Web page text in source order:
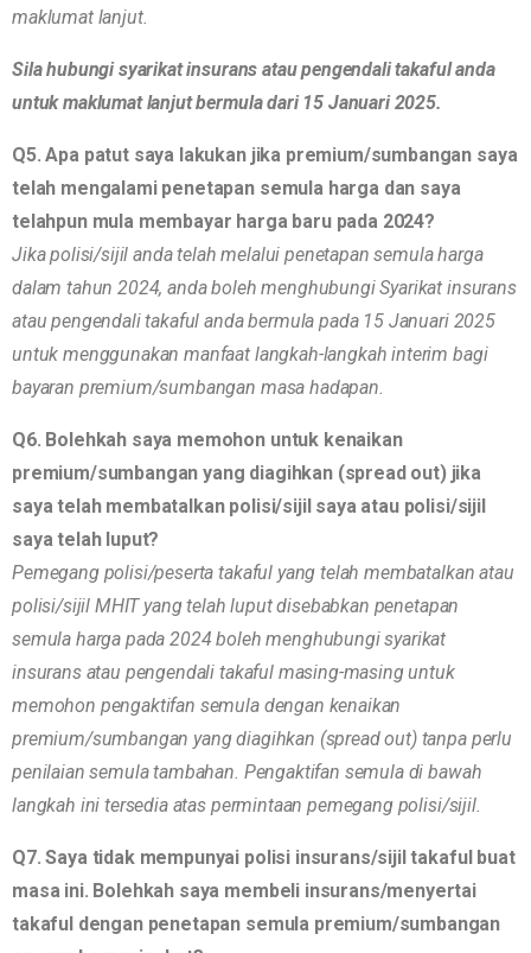
maklumat lanjut.
Sila hubungi syarikat insurans atau pengendali takaful anda
untuk maklumat lanjut bermula dari 15 Januari 2025.
Q5. Apa patut saya lakukan jika premium/sumbangan saya
telah mengalami penetapan semula harga dan saya
telahpun mula membayar harga baru pada 2024?
Jika polisi/sijil anda telah melalui penetapan semula harga
dalam tahun 2024, anda boleh menghubungi Syarikat insurans
atau pengendali takaful anda bermula pada 15 Januari 2025
untuk menggunakan manfaat langkah-langkah interim bagi
bayaran premium/sumbangan masa hadapan.
Q6. Bolehkah saya memohon untuk kenaikan
premium/sumbangan yang diagihkan (spread out) jika
saya telah membatalkan polisi/sijil saya atau polisi/sijil
saya telah luput?
Pemegang polisi/peserta takaful yang telah membatalkan atau
polisi/sijil MHIT yang telah luput disebabkan penetapan
semula harga pada 2024 boleh menghubungi syarikat
insurans atau pengendali takaful masing-masing untuk
memohon pengaktifan semula dengan kenaikan
premium/sumbangan yang diagihkan (spread out) tanpa perlu
penilaian semula tambahan. Pengaktifan semula di bawah
langkah ini tersedia atas permintaan pemegang polisi/sijil.
Q7. Saya tidak mempunyai polisi insurans/sijil takaful buat
masa ini. Bolehkah saya membeli insurans/menyertai
takaful dengan penetapan semula premium/sumbangan